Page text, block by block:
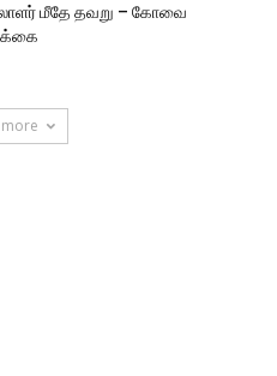
மீதே தவறு – கோவை